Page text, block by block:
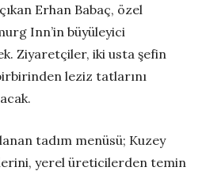
Erhan Babaç, özel
Inn’in büyüleyici
Ziyaretçiler, iki usta şefin
leziz tatlarını
tadım menüsü; Kuzey
yerel üreticilerden temin